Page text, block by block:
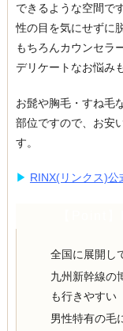
できるような空間で
性の目を気にせずに
もちろんカウンセラ
デリケートなお悩み
お髭や胸毛・すね毛
部位ですので、お安
す。
▶︎ RINX(リンクス)公
全国に展開し
九州新幹線の
も行きやすい
男性特有の毛